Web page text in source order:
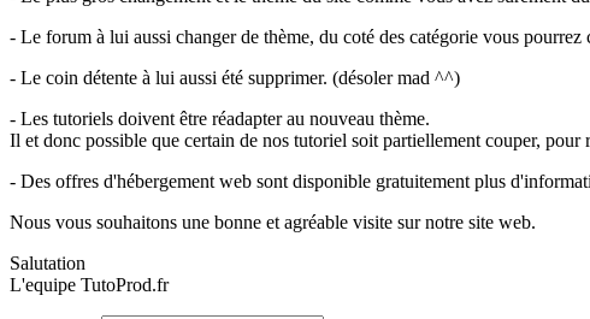
- Le forum à lui aussi changer de thème, du coté des catégorie vous
- Le coin détente à lui aussi été supprimer. (désoler mad ^^)
- Les tutoriels doivent être réadapter au nouveau thème.
Il et donc possible que certain de nos tutoriel soit partiellement couper,
- Des offres d'hébergement web sont disponible gratuitement plus
Nous vous souhaitons une bonne et agréable visite sur notre site web.
Salutation
L'equipe TutoProd.fr